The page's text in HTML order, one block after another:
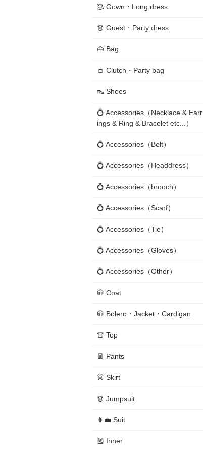
🥻 Gown・Long dress
👗 Guest・Party dress
👜 Bag
👛 Clutch・Party bag
👠 Shoes
💍 Accessories（Necklace & Earr
ings & Ring & Bracelet etc...）
💍 Accessories（Belt）
💍 Accessories（Headdress）
💍 Accessories（brooch）
💍 Accessories（Scarf）
💍 Accessories（Tie）
💍 Accessories（Gloves）
💍 Accessories（Other）
🧥 Coat
🧥 Bolero・Jacket・Cardigan
👚 Top
👖 Pants
👗 Skirt
👗 Jumpsuit
👩‍💼 Suit
🎽 Inner